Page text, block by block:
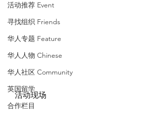
活动推荐 Event
寻找组织 Friends
华人专题 Feature
华人人物 Chinese
华人社区 Community
英国留学
合作栏目
活动现场